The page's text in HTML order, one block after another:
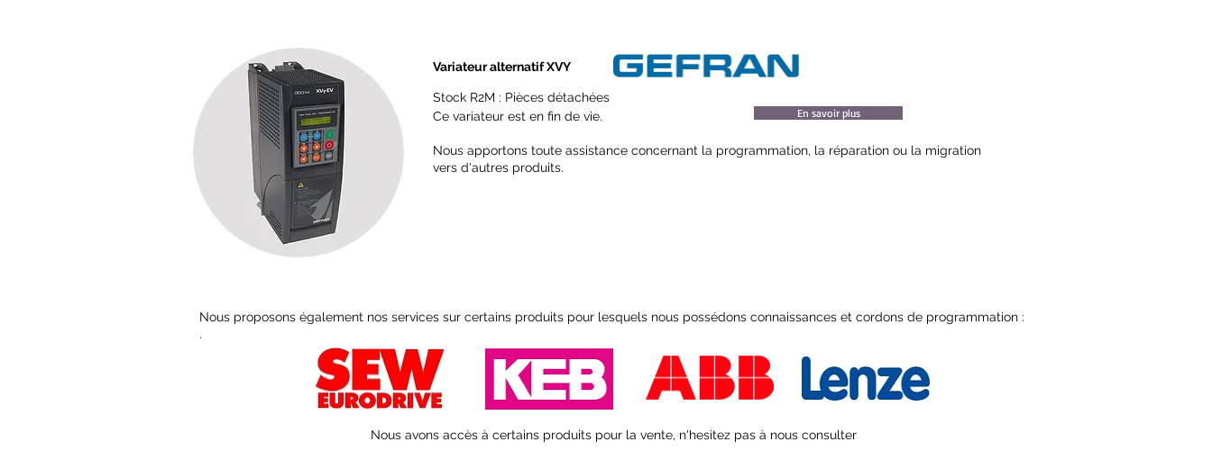
Variateur alternatif XVY
Stock R2M : Pièces détachées
Ce variateur est en fin de vie.
Nous apportons toute assistance concernant la programmation, la réparation ou la migration
vers d'autres produits.
En savoir plus
Nous proposons également nos services sur certains produits pour lesquels nous possédons connaissances et cordons de programmation :
.
Nous avons accès à certains produits pour la vente, n'hesitez pas à nous consulter